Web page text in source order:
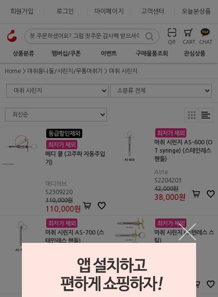
회원가입 로그인 마이페이지 고객센터 오늘본상품
QR CART CHAT
상품분류 멤버십/쿠폰 이벤트 구매물품조회 관심상품
Home 마취용니들/시린지/무통마취기 마취 시린지
메디 쿨 (고주파 자동주입
기)
메디허브
S2309220
110,000원
110,000원
마취 시린지 AS-600 (O
T syringe) (스테인레스
핸들)
Atria
S2204203
42,000원
38,000원
마취 시린지 AS-700 (스
테인레스 핸들)
45,000원
41,000원
마취 시린지 (스텐레스 스
틸)
62,000원
56,000